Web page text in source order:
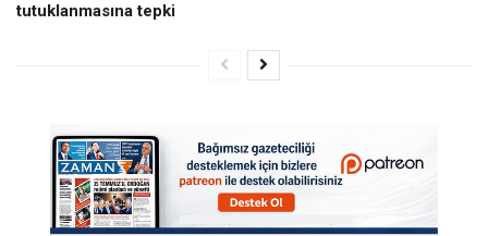
tutuklanmasına tepki